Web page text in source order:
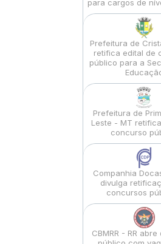
para cargos de
Prefeitura de
retifica edital de
público para a
Prefeitura de
Leste - MT
concurso
Companhia
divulga
concursos
CBMRR - RR